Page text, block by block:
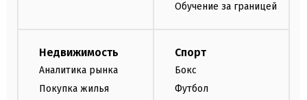
Обучение за границей
Недвижимость
Аналитика рынка
Покупка жилья
Спорт
Бокс
Футбол